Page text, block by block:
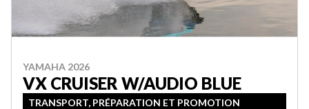
YAMAHA 2026
VX CRUISER W/AUDIO BLUE
TRANSPORT, PRÉPARATION ET PROMOTION